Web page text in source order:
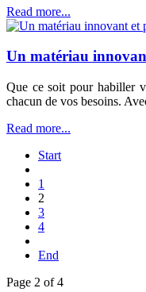
Read more...
Un matériau
Que ce soit pour habiller
chacun de vos besoins.
Read more...
Start
1
2
3
4
End
Page 2 of 4